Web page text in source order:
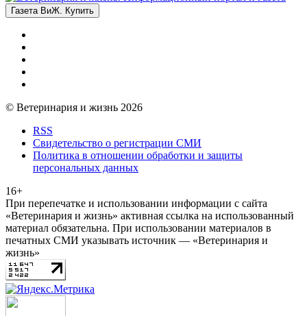
Газета ВиЖ. Купить
© Ветеринария и жизнь 2026
RSS
Свидетельство о регистрации СМИ
Политика в отношении обработки и защиты
персональных данных
16+
При перепечатке и использовании информации с сайта
«Ветеринария и жизнь» активная ссылка на использованный
материал обязательна. При использовании материалов в
печатных СМИ указывать источник — «Ветеринария и
жизнь»